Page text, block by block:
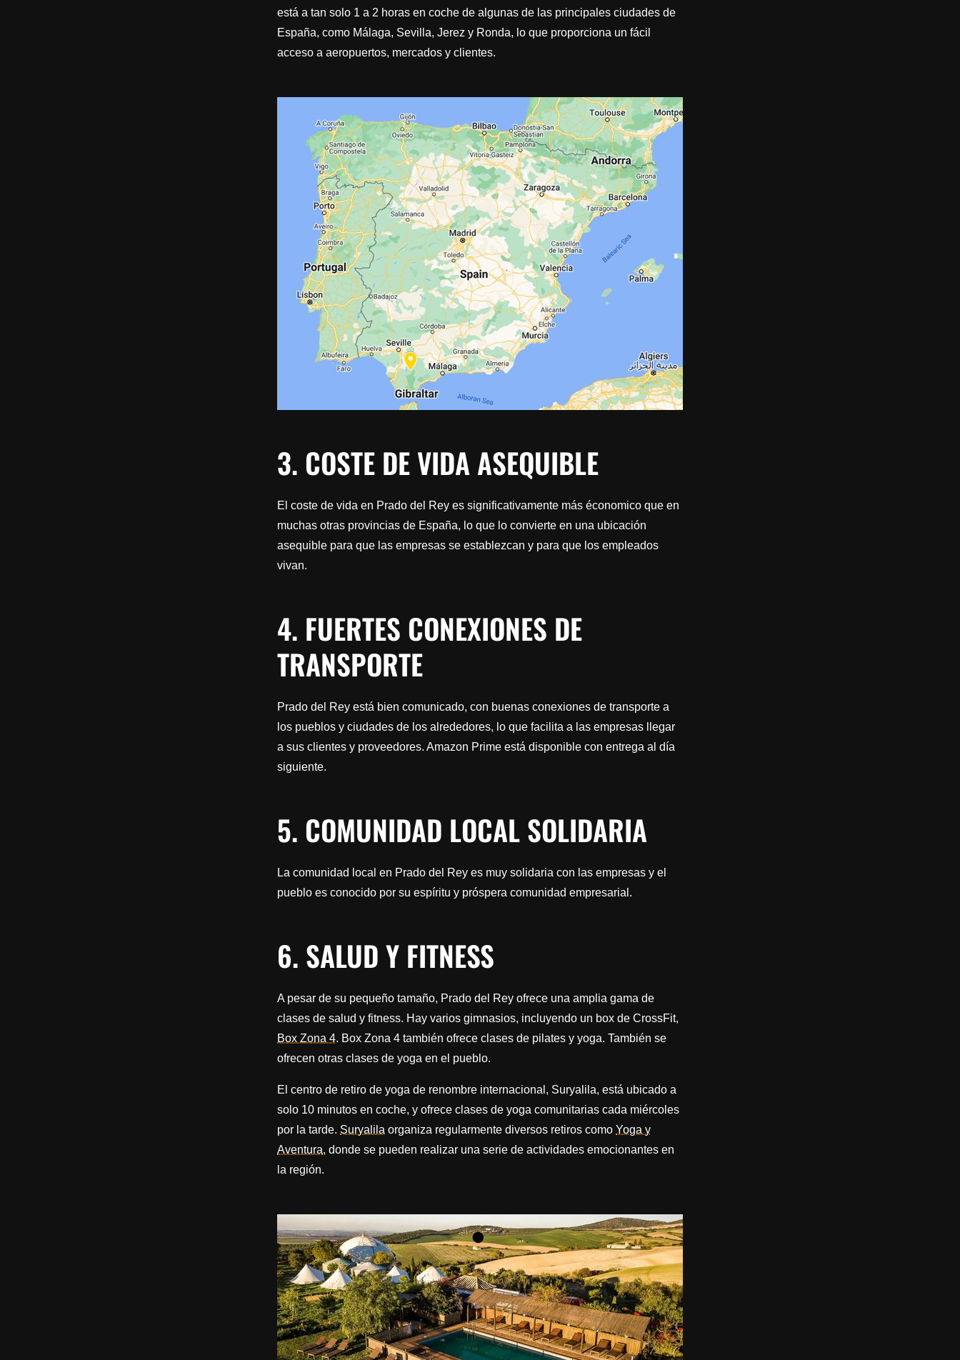
está a tan solo 1 a 2 horas en coche de algunas de las principales ciudades de
España, como Málaga, Sevilla, Jerez y Ronda, lo que proporciona un fácil
acceso a aeropuertos, mercados y clientes.
3. COSTE DE VIDA ASEQUIBLE
El coste de vida en Prado del Rey es significativamente más économico que en
muchas otras provincias de España, lo que lo convierte en una ubicación
asequible para que las empresas se establezcan y para que los empleados
vivan.
4. FUERTES CONEXIONES DE
TRANSPORTE
Prado del Rey está bien comunicado, con buenas conexiones de transporte a
los pueblos y ciudades de los alrededores, lo que facilita a las empresas llegar
a sus clientes y proveedores. Amazon Prime está disponible con entrega al día
siguiente.
5. COMUNIDAD LOCAL SOLIDARIA
La comunidad local en Prado del Rey es muy solidaria con las empresas y el
pueblo es conocido por su espíritu y próspera comunidad empresarial.
6. SALUD Y FITNESS
A pesar de su pequeño tamaño, Prado del Rey ofrece una amplia gama de
clases de salud y fitness. Hay varios gimnasios, incluyendo un box de CrossFit,
Box Zona 4. Box Zona 4 también ofrece clases de pilates y yoga. También se
ofrecen otras clases de yoga en el pueblo.
El centro de retiro de yoga de renombre internacional, Suryalila, está ubicado a
solo 10 minutos en coche, y ofrece clases de yoga comunitarias cada miércoles
por la tarde. Suryalila organiza regularmente diversos retiros como Yoga y
Aventura, donde se pueden realizar una serie de actividades emocionantes en
la región.